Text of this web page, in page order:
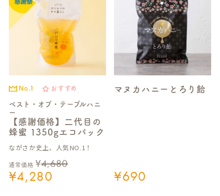
No.1 おすすめ
ベスト・オブ・テーブルハニ
ー
【感謝価格】二代目の
蜂蜜 1350gエコパック
ながさか史上、人気NO.1！
通常価格 ¥4,680
¥4,280
マヌカハニーとろり飴
¥690